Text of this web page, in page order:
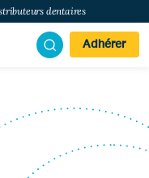
dentaires
Adhérer